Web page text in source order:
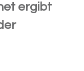
ergibt